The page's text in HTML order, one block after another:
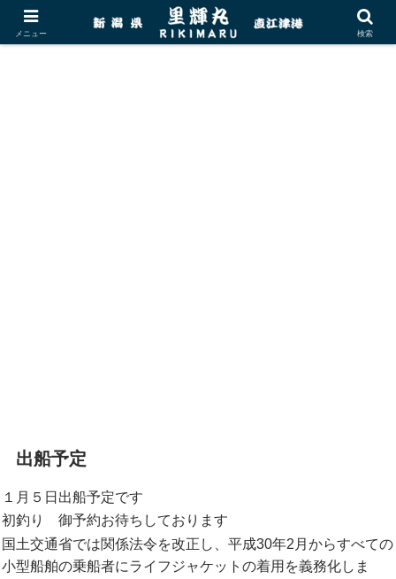
出船予定
１月５日出船予定です
初釣り 御予約お待ちしております
国土交通省では関係法令を改正し、平成30年2月からすべての
小型船舶の乗船者にライフジャケットの着用を義務化しま
メニュー 検索